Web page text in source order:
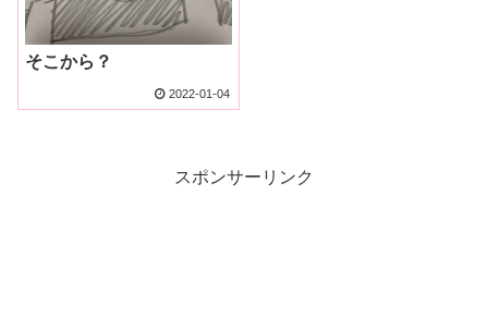
そこから？
2022-01-04
スポンサーリンク